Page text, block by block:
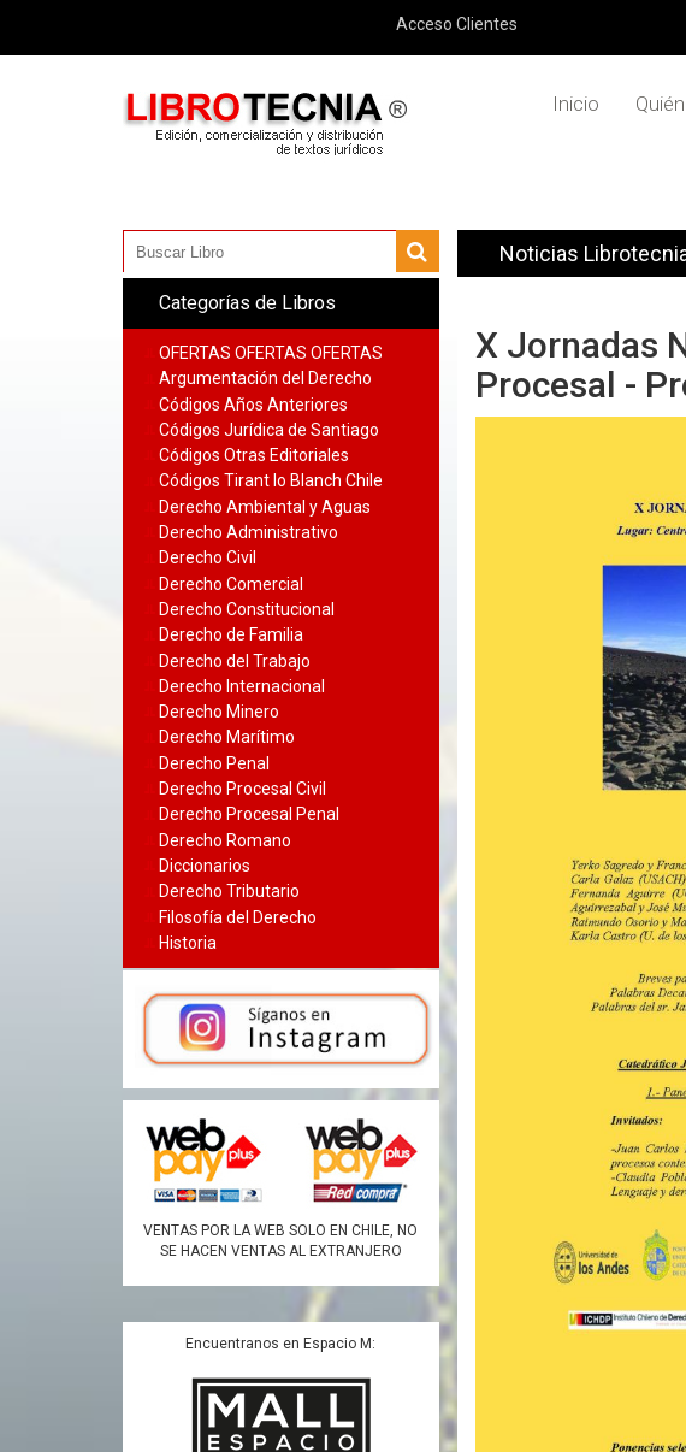
Acceso Clientes
Inicio
Categorías de Libros
OFERTAS OFERTAS OFERTAS
Argumentación del Derecho
Códigos Años Anteriores
Códigos Jurídica de Santiago
Códigos Otras Editoriales
Códigos Tirant lo Blanch Chile
Derecho Ambiental y Aguas
Derecho Administrativo
Derecho Civil
Derecho Comercial
Derecho Constitucional
Derecho de Familia
Derecho del Trabajo
Derecho Internacional
Derecho Minero
Derecho Marítimo
Derecho Penal
Derecho Procesal Civil
Derecho Procesal Penal
Derecho Romano
Diccionarios
Derecho Tributario
Filosofía del Derecho
Historia
VENTAS POR LA WEB SOLO EN CHILE, NO
SE HACEN VENTAS AL EXTRANJERO
Encuentranos en Espacio M:
Noticias
X Jornadas
Procesal -